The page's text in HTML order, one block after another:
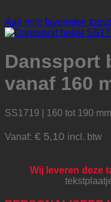
Aan mijn favorieten
Danssport
vanaf 160
SS1719 | 160 tot 190
Vanaf: € 5,10 incl. btw
Wij leveren deze